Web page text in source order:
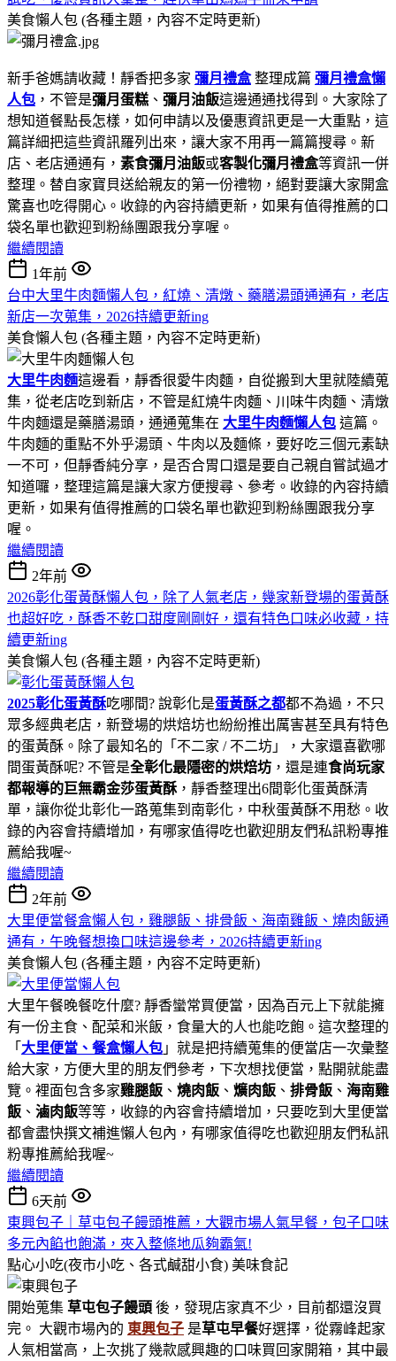
美食懶人包 (各種主題，內容不定時更新)
新手爸媽請收藏！靜香把多家 彌月禮盒 整理成篇 彌月禮盒懶
人包 ，不管是彌月蛋糕 、 彌月油飯這邊通通找得到。大家除了
想知道餐點長怎樣，如何申請以及優惠資訊更是一大重點，這
篇詳細把這些資訊羅列出來，讓大家不用再一篇篇搜尋。新
店、老店通通有， 素食彌月油飯或客製化彌月禮盒等資訊一併
整理。替自家寶貝送給親友的第一份禮物，絕對要讓大家開盒
驚喜也吃得開心。收錄的內容持續更新，如果有值得推薦的口
袋名單也歡迎到粉絲團跟我分享喔。
繼續閱讀
1年前
台中大里牛肉麵懶人包，紅燒、清燉、藥膳湯頭通通有，老店
新店一次蒐集，2026持續更新ing
美食懶人包 (各種主題，內容不定時更新)
大里牛肉麵這邊看，靜香很愛牛肉麵，自從搬到大里就陸續蒐
集，從老店吃到新店，不管是紅燒牛肉麵、川味牛肉麵、清燉
牛肉麵還是藥膳湯頭，通通蒐集在 大里牛肉麵懶人包 這篇。
牛肉麵的重點不外乎湯頭、牛肉以及麵條，要好吃三個元素缺
一不可，但靜香純分享，是否合胃口還是要自己親自嘗試過才
知道囉，整理這篇是讓大家方便搜尋、參考。收錄的內容持續
更新，如果有值得推薦的口袋名單也歡迎到粉絲團跟我分享
喔。
繼續閱讀
2年前
2026彰化蛋黃酥懶人包，除了人氣老店，幾家新登場的蛋黃酥
也超好吃，酥香不乾口甜度剛剛好，還有特色口味必收藏，持
續更新ing
美食懶人包 (各種主題，內容不定時更新)
2025彰化蛋黃酥吃哪間? 說彰化是蛋黃酥之都都不為過，不只
眾多經典老店，新登場的烘焙坊也紛紛推出厲害甚至具有特色
的蛋黃酥。除了最知名的「不二家 / 不二坊」，大家還喜歡哪
間蛋黃酥呢? 不管是全彰化最隱密的烘焙坊 ，還是連食尚玩家
都報導的巨無霸金莎蛋黃酥，靜香整理出6間彰化蛋黃酥清
單，讓你從北彰化一路蒐集到南彰化，中秋蛋黃酥不用愁。收
錄的內容會持續增加，有哪家值得吃也歡迎朋友們私訊粉專推
薦給我喔~
繼續閱讀
2年前
大里便當餐盒懶人包，雞腿飯、排骨飯、海南雞飯、燒肉飯通
通有，午晚餐想換口味這邊參考，2026持續更新ing
美食懶人包 (各種主題，內容不定時更新)
大里午餐晚餐吃什麼? 靜香蠻常買便當，因為百元上下就能擁
有一份主食、配菜和米飯，食量大的人也能吃飽。這次整理的
「 大里便當、餐盒懶人包 」就是把持續蒐集的便當店一次彙整
給大家，方便大里的朋友們參考，下次想找便當，點開就能盡
覽。裡面包含多家雞腿飯 、 燒肉飯 、 爌肉飯 、 排骨飯 、 海南雞
飯 、 滷肉飯等等，收錄的內容會持續增加，只要吃到大里便當
都會盡快撰文補進懶人包內，有哪家值得吃也歡迎朋友們私訊
粉專推薦給我喔~
繼續閱讀
6天前
東興包子｜草屯包子饅頭推薦，大觀市場人氣早餐，包子口味
多元內餡也飽滿，夾入整條地瓜夠霸氣!
點心小吃(夜市小吃、各式鹹甜小食) 美味食記
開始蒐集 草屯包子饅頭 後，發現店家真不少，目前都還沒買
完。 大觀市場內的 東興包子 是草屯早餐好選擇，從霧峰起家
人氣相當高，上次挑了幾款感興趣的口味買回家開箱，其中最